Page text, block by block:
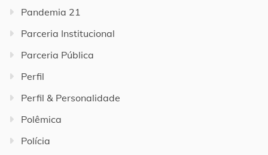
Pandemia 21
Parceria Institucional
Parceria Pública
Perfil
Perfil & Personalidade
Polêmica
Polícia